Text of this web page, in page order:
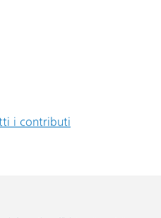
i contributi